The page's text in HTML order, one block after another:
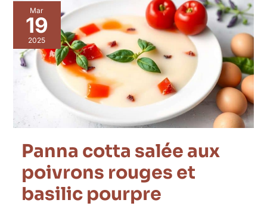
Mar
19
2025
Panna cotta salée aux
poivrons rouges et
basilic pourpre
Panna
cotta
salée
aux
poivrons
rouges
et
basilic
pourpre